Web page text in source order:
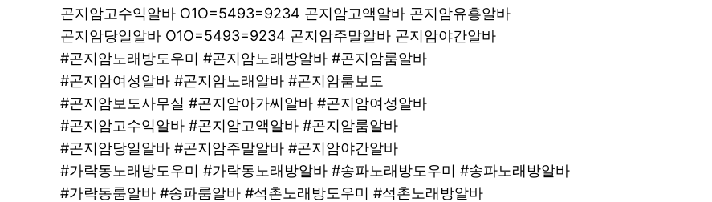
곤지암고수익알바 O1O=5493=9234 곤지암고액알바 곤지암유흥알바
곤지암당일알바 O1O=5493=9234 곤지암주말알바 곤지암야간알바
#곤지암노래방도우미 #곤지암노래방알바 #곤지암룸알바
#곤지암여성알바 #곤지암노래알바 #곤지암룸보도
#곤지암보도사무실 #곤지암아가씨알바 #곤지암여성알바
#곤지암고수익알바 #곤지암고액알바 #곤지암룸알바
#곤지암당일알바 #곤지암주말알바 #곤지암야간알바
#가락동노래방도우미 #가락동노래방알바 #송파노래방도우미 #송파노래방알바
#가락동룸알바 #송파룸알바 #석촌노래방도우미 #석촌노래방알바